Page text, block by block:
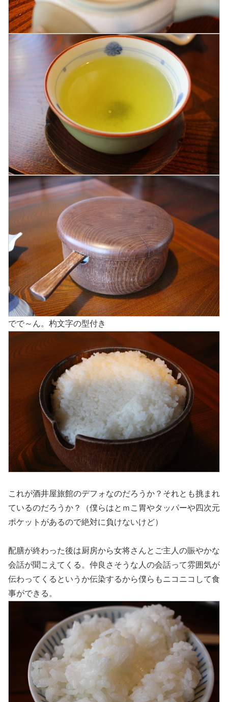
でで～ん。杓文字の型付き
これが酒井屋旅館のデフォなのだろうか？それとも挑まれ
ているのだろうか？（僕らはとｍこ胃やタッパーや四次元
ポケットがあるので絶対に負けないけど）
配膳が終わった後は厨房から女将さんとご主人の賑やかな
会話が聞こえてくる。仲良さそうな人の会話って雰囲気が
伝わってくるというか伝染するから僕らもニコニコして食
事ができる。